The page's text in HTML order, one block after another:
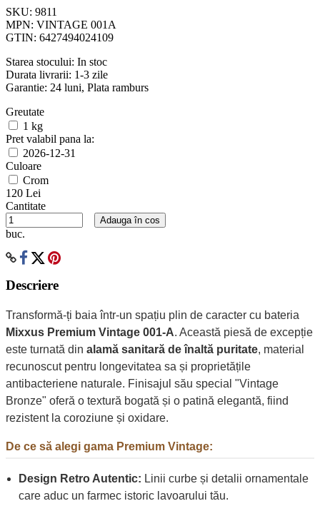
SKU: 9811
MPN: VINTAGE 001A
GTIN: 6427494024109
Starea stocului: In stoc
Durata livrarii: 1-3 zile
Garantie: 24 luni, Plata ramburs
Greutate
1 kg
Pret valabil pana la:
2026-12-31
Culoare
Crom
120 Lei
Cantitate
buc.
Adauga în cos
Descriere
Transformă-ți baia într-un spațiu plin de caracter cu bateria
Mixxus Premium Vintage 001-A. Această piesă de excepție
este turnată din alamă sanitară de înaltă puritate, material
recunoscut pentru longevitatea sa și proprietățile
antibacteriene naturale. Finisajul său special "Vintage
Bronze" oferă o textură bogată și o patină elegantă, fiind
rezistent la coroziune și oxidare.
De ce să alegi gama Premium Vintage:
Design Retro Autentic: Linii curbe și detalii ornamentale
care aduc un farmec istoric lavoarului tău.